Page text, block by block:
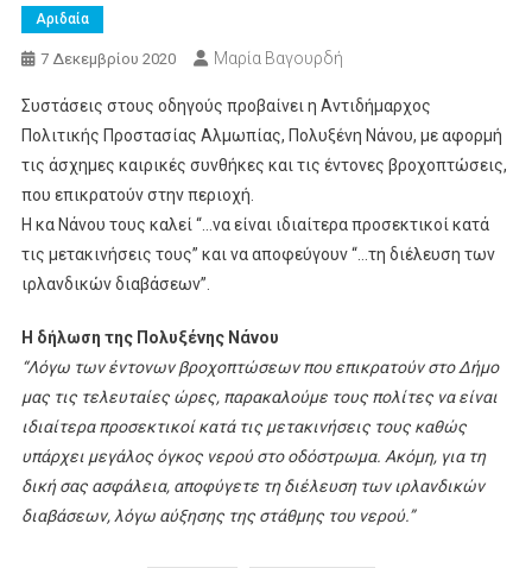
Αριδαία
7 Δεκεμβρίου 2020 Μαρία Βαγουρδή
Συστάσεις στους οδηγούς προβαίνει η Αντιδήμαρχος
Πολιτικής Προστασίας Αλμωπίας, Πολυξένη Νάνου, με αφορμή
τις άσχημες καιρικές συνθήκες και τις έντονες βροχοπτώσεις,
που επικρατούν στην περιοχή.
Η κα Νάνου τους καλεί “…να είναι ιδιαίτερα προσεκτικοί κατά
τις μετακινήσεις τους” και να αποφεύγουν “…τη διέλευση των
ιρλανδικών διαβάσεων”.
Η δήλωση της Πολυξένης Νάνου
“Λόγω των έντονων βροχοπτώσεων που επικρατούν στο Δήμο
μας τις τελευταίες ώρες, παρακαλούμε τους πολίτες να είναι
ιδιαίτερα προσεκτικοί κατά τις μετακινήσεις τους καθώς
υπάρχει μεγάλος όγκος νερού στο οδόστρωμα. Ακόμη, για τη
δική σας ασφάλεια, αποφύγετε τη διέλευση των ιρλανδικών
διαβάσεων, λόγω αύξησης της στάθμης του νερού.”